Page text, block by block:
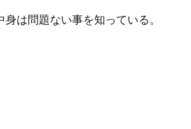
は問題ない事を知っている。